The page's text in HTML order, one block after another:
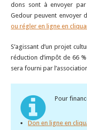
dons sont à envoyer par
Gedour peuvent envoyer
ou régler en ligne en
S’agissant d’un projet
réduction d’impôt de 66
sera fourni par
Pour
Don en ligne en